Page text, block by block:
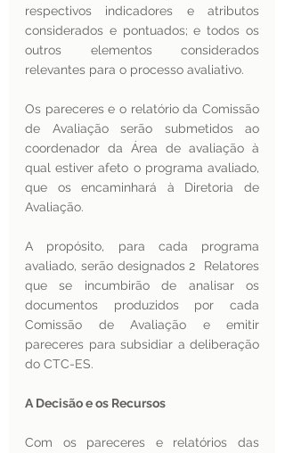
respectivos indicadores e atributos
considerados e pontuados; e todos os
outros elementos considerados
relevantes para o processo avaliativo.
Os pareceres e o relatório da Comissão
de Avaliação serão submetidos ao
coordenador da Área de avaliação à
qual estiver afeto o programa avaliado,
que os encaminhará à Diretoria de
Avaliação.
A propósito, para cada programa
avaliado, serão designados 2  Relatores
que se incumbirão de analisar os
documentos produzidos por cada
Comissão de Avaliação e emitir
pareceres para subsidiar a deliberação
do CTC-ES.
A Decisão e os Recursos
Com os pareceres e relatórios das